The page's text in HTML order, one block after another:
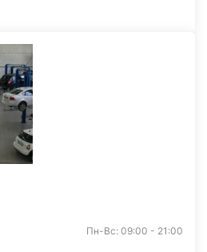
Пн-Вс: 09:00 - 21:00